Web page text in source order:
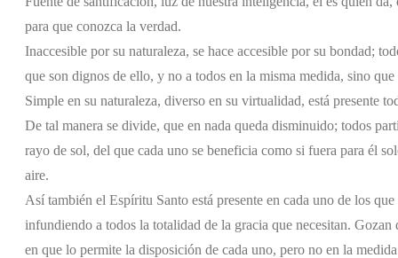
para que conozca la verdad.
Inaccesible por su naturaleza, se hace accesible por su bondad;
que son dignos de ello, y no a todos en la misma medida, sino
Simple en su naturaleza, diverso en su virtualidad, está presente
De tal manera se divide, que en nada queda disminuido; todos
rayo de sol, del que cada uno se beneficia como si fuera para él
aire.
Así también el Espíritu Santo está presente en cada uno de los
infundiendo a todos la totalidad de la gracia que necesitan.
en que lo permite la disposición de cada uno, pero no en la